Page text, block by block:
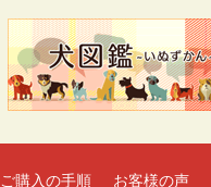
ご購入の手順 お客様の声